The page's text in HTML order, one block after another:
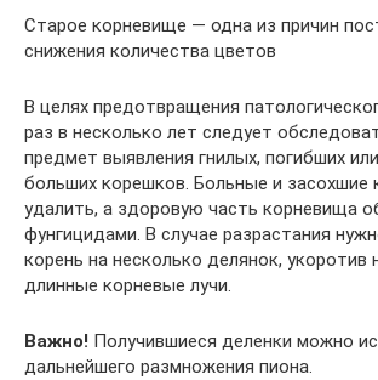
Старое корневище — одна из причин
снижения количества цветов
В целях предотвращения
раз в несколько лет следует
предмет выявления гнилых, погибших
больших корешков. Больные и засохшие
удалить, а здоровую часть корневища
фунгицидами. В случае разрастания
корень на несколько делянок, укоротив
длинные корневые лучи.
Важно! Получившиеся деленки можно
дальнейшего размножения пиона.